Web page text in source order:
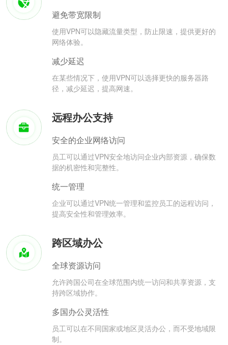
避免带宽限制
使用VPN可以隐藏流量类型，防止限速，提供更好的
网络体验。
减少延迟
在某些情况下，使用VPN可以选择更快的服务器路
径，减少延迟，提高网速。
远程办公支持
安全的企业网络访问
员工可以通过VPN安全地访问企业内部资源，确保数
据的机密性和完整性。
统一管理
企业可以通过VPN统一管理和监控员工的远程访问，
提高安全性和管理效率。
跨区域办公
全球资源访问
允许跨国公司在全球范围内统一访问和共享资源，支
持跨区域协作。
多国办公灵活性
员工可以在不同国家或地区灵活办公，而不受地域限
制。